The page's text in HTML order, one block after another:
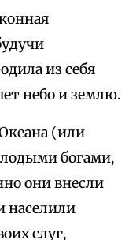
из себя
небо и землю.
(или
богами,
они внесли
населили
слуг,